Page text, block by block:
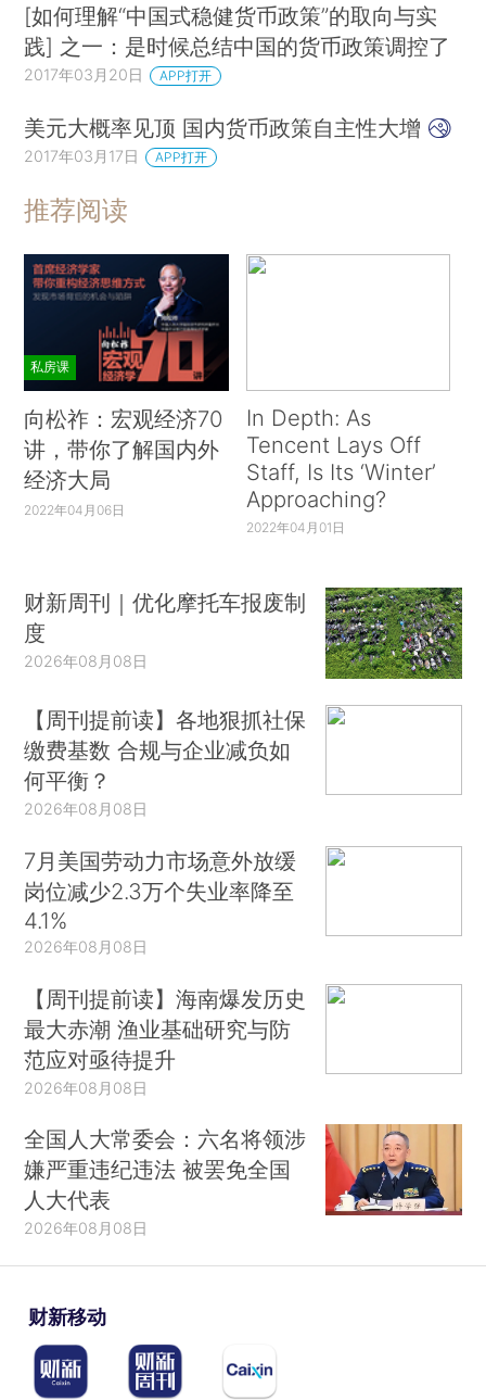
[如何理解“中国式稳健货币政策”的取向与实
践] 之一：是时候总结中国的货币政策调控了
2017年03月20日 APP打开
美元大概率见顶 国内货币政策自主性大增
2017年03月17日 APP打开
推荐阅读
私房课
向松祚：宏观经济70
讲，带你了解国内外
经济大局
2022年04月06日
In Depth: As
Tencent Lays Off
Staff, Is Its ‘Winter’
Approaching?
2022年04月01日
财新周刊｜优化摩托车报废制
度
2026年08月08日
【周刊提前读】各地狠抓社保
缴费基数 合规与企业减负如
何平衡？
2026年08月08日
7月美国劳动力市场意外放缓
岗位减少2.3万个失业率降至
4.1%
2026年08月08日
【周刊提前读】海南爆发历史
最大赤潮 渔业基础研究与防
范应对亟待提升
2026年08月08日
全国人大常委会：六名将领涉
嫌严重违纪违法 被罢免全国
人大代表
2026年08月08日
财新移动